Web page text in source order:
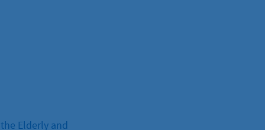
Elderly and